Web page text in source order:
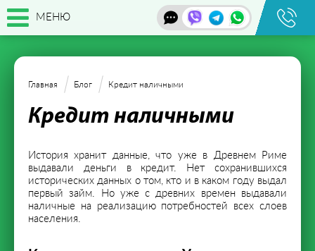
МЕНЮ
Главная Блог Кредит наличными
Кредит наличными
История хранит данные, что уже в Древнем Риме
выдавали деньги в кредит. Нет сохранившихся
исторических данных о том, кто и в каком году выдал
первый займ. Но уже с древних времен выдавали
наличные на реализацию потребностей всех слоев
населения.